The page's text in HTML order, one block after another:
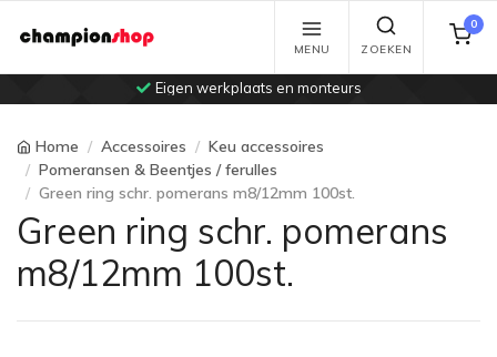
Eigen werkplaats en monteurs
MENU ZOEKEN
0
Home Accessoires
Keu accessoires
Pomeransen & Beentjes / ferulles
Green ring schr. pomerans m8/12mm 100st.
Green ring schr. pomerans
m8/12mm 100st.